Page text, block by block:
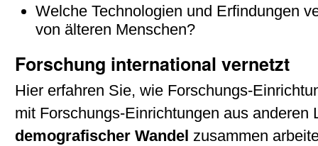
Welche Technologien und Erfindungen
von älteren Menschen?
Forschung international vernetzt
Hier erfahren Sie, wie Forschungs-
mit Forschungs-Einrichtungen aus anderen
demografischer Wandel zusammen